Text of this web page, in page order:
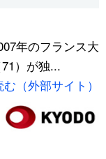
年のフランス大
）が独...
（外部サイト）